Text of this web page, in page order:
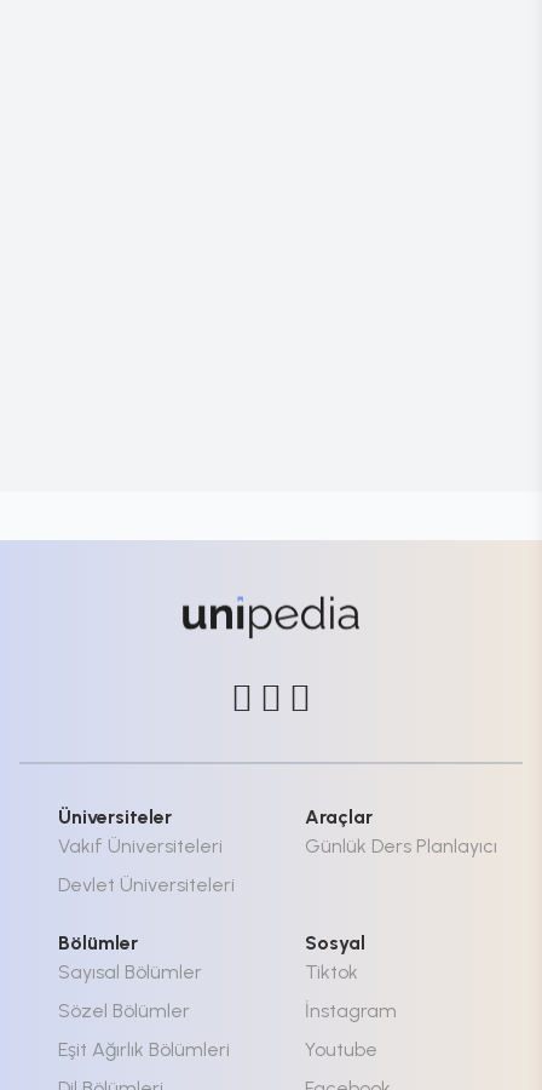
Üniversiteler
Vakıf Üniversiteleri
Devlet Üniversiteleri
Araçlar
Günlük Ders Planlayıcı
Bölümler
Sayısal Bölümler
Sözel Bölümler
Eşit Ağırlık Bölümleri
Sosyal
Tiktok
İnstagram
Youtube